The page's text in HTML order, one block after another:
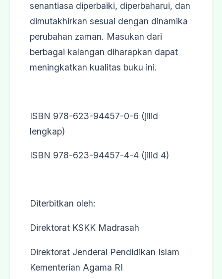
senantiasa diperbaiki, diperbaharui, dan
dimutakhirkan sesuai dengan dinamika
perubahan zaman. Masukan dari
berbagai kalangan diharapkan dapat
meningkatkan kualitas buku ini.
ISBN 978-623-94457-0-6 (jilid
lengkap)
ISBN 978-623-94457-4-4 (jilid 4)
Diterbitkan oleh:
Direktorat KSKK Madrasah
Direktorat Jenderal Pendidikan Islam
Kementerian Agama RI